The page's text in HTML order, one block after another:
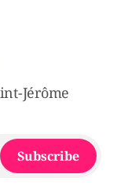
Jérôme
Subscribe